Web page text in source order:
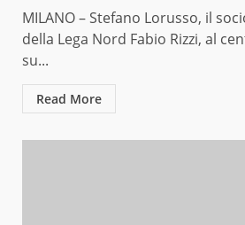
MILANO – Stefano Lorusso, il
della Lega Nord Fabio Rizzi, al
su...
Read More